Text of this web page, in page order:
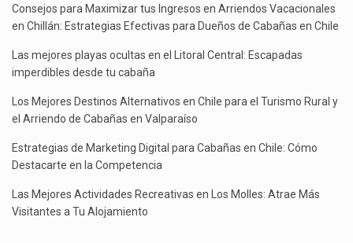
Consejos para Maximizar tus Ingresos en Arriendos Vacacionales
en Chillán: Estrategias Efectivas para Dueños de Cabañas en Chile
Las mejores playas ocultas en el Litoral Central: Escapadas
imperdibles desde tu cabaña
Los Mejores Destinos Alternativos en Chile para el Turismo Rural y
el Arriendo de Cabañas en Valparaíso
Estrategias de Marketing Digital para Cabañas en Chile: Cómo
Destacarte en la Competencia
Las Mejores Actividades Recreativas en Los Molles: Atrae Más
Visitantes a Tu Alojamiento